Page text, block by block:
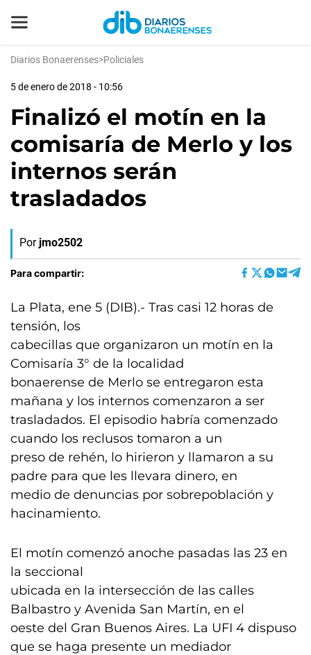
Diarios Bonaerenses>Policiales
5 de enero de 2018 - 10:56
Finalizó el motín en la
comisaría de Merlo y los
internos serán
trasladados
Por jmo2502
Para compartir:
La Plata, ene 5 (DIB).- Tras casi 12 horas de
tensión, los
cabecillas que organizaron un motín en la
Comisaría 3° de la localidad
bonaerense de Merlo se entregaron esta
mañana y los internos comenzaron a ser
trasladados. El episodio habría comenzado
cuando los reclusos tomaron a un
preso de rehén, lo hirieron y llamaron a su
padre para que les llevara dinero, en
medio de denuncias por sobrepoblación y
hacinamiento.
El motín comenzó anoche pasadas las 23 en
la seccional
ubicada en la intersección de las calles
Balbastro y Avenida San Martín, en el
oeste del Gran Buenos Aires. La UFI 4 dispuso
que se haga presente un mediador